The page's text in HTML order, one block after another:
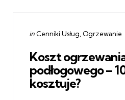
Categories
Posted
in Cenniki Usług Ogrzewanie
Koszt
podłogowego –
kosztuje?